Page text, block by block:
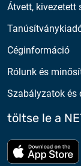
Átvett, kivezetett
Céginformáció
Rólunk és
Szabályzatok és
töltse le a